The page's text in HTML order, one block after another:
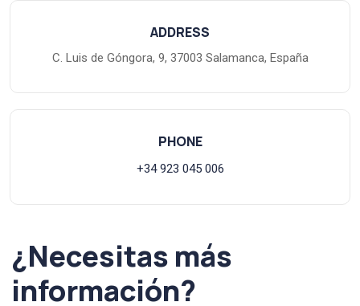
ADDRESS
C. Luis de Góngora, 9, 37003 Salamanca, España
PHONE
+34 923 045 006
¿Necesitas más
información?